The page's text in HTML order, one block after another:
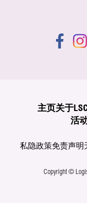
主页关于
活
私隐政策免责声明
Copyright ©